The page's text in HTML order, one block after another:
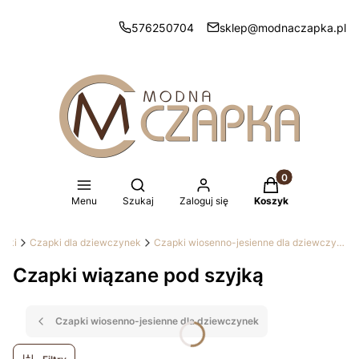
576250704 sklep@modnaczapka.pl
Menu
Otwórz wyszukiwarkę
Szukaj Zaloguj się
Produkty w
Koszyk
Czapki dla dziewczynek Czapki wiosenno-jesienne dla dziewczynek
Czapki wiązane pod szyjką
Czapki wiosenno-jesienne dla dziewczynek